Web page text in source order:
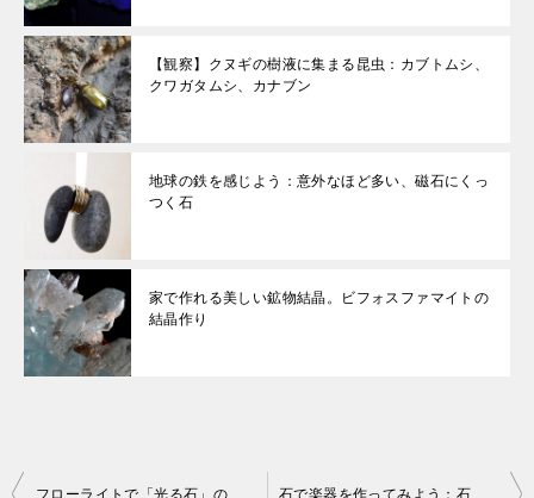
【観察】クヌギの樹液に集まる昆虫：カブトムシ、
クワガタムシ、カナブン
地球の鉄を感じよう：意外なほど多い、磁石にくっ
つく石
家で作れる美しい鉱物結晶。ビフォスファマイトの
結晶作り
投